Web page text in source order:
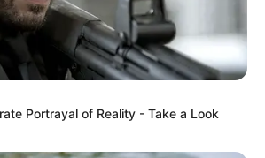
Portrayal of Reality - Take a Look